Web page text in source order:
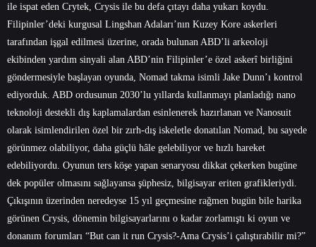
ile ispat eden Crytek, Crysis ile bu defa çıtayı daha yukarı koydu.
Filipinler’deki kurgusal Lingshan Adaları’nın Kuzey Kore askerleri
tarafından işgal edilmesi üzerine, orada bulunan ABD’li arkeoloji
ekibinden yardım sinyali alan ABD’nin Filipinler’e özel askerî birliğini
göndermesiyle başlayan oyunda, Nomad takma isimli Jake Dunn’ı kontrol
ediyorduk. ABD ordusunun 2030’lu yıllarda kullanmayı planladığı nano
teknoloji destekli dış kaplamalardan esinlenerek hazırlanan ve Nanosuit
olarak isimlendirilen özel bir zırh-dış iskeletle donatılan Nomad, bu sayede
görünmez olabiliyor, daha güçlü hâle gelebiliyor ve hızlı hareket
edebiliyordu. Oyunun ters köşe yapan senaryosu dikkat çekerken bugüne
dek popüler olmasını sağlayansa şüphesiz, bilgisayar eriten grafikleriydi.
Çıkışının üzerinden neredeyse 15 yıl geçmesine rağmen bugün bile harika
görünen Crysis, dönemin bilgisayarlarını o kadar zorlamıştı ki oyun ve
donanım forumları “But can it run Crysis?-Ama Crysis’i çalıştırabilir mi?”